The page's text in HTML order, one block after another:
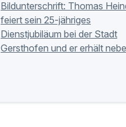
Bildunterschrift: Thomas
feiert sein 25-jähriges
Dienstjubiläum bei der Stadt
Gersthofen und er erhält